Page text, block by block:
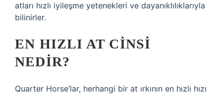
atları hızlı iyileşme yetenekleri ve dayanıklılıklarıyla
bilinirler.
EN HIZLI AT CINSI
NEDIR?
Quarter Horse’lar, herhangi bir at ırkının en hızlı hızı